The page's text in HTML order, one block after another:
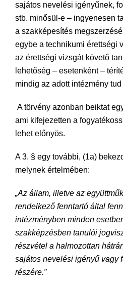
sajátos nevelési igényűnek,
stb. minősül-e – ingyenesen
a szakképesítés
egybe a technikumi érettségi
az érettségi vizsgát követő
lehetőség – esetenként –
mindig az adott intézmény
A törvény azonban beiktat
ami kifejezetten a
lehet előnyös.
A 3. § egy további, (1a)
melynek értelmében:
„Az állam, illetve az
rendelkező fenntartó által
intézményben minden
szakképzésben tanulói
részvétel a halmozottan
sajátos nevelési igényű vagy
részére.”